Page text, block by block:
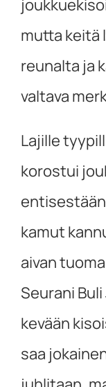
mutta keitä
reunalta ja
valtava
Lajille
korostui
kamut
aivan
Seurani
kevään
saa